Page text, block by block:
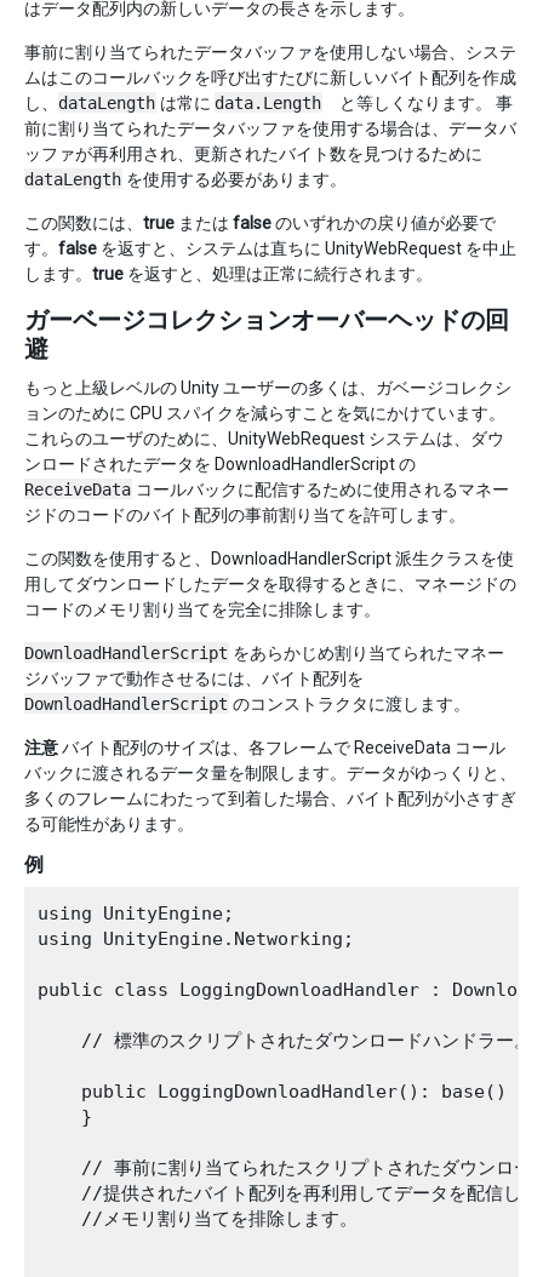
はデータ配列内の新しいデータの長さを示します。
事前に割り当てられたデータバッファを使用しない場合、システ
ムはこのコールバックを呼び出すたびに新しいバイト配列を作成
し、 dataLength は常に data.Length と等しくなります。 事
前に割り当てられたデータバッファを使用する場合は、データバ
ッファが再利用され、更新されたバイト数を見つけるために
dataLength を使用する必要があります。
この関数には、 true または falseのいずれかの戻り値が必要で
す。 false を返すと、システムは直ちに UnityWebRequest を中止
します。 true を返すと、処理は正常に続行されます。
ガーベージコレクションオーバーヘッドの回
避
もっと上級レベルの Unity ユーザーの多くは、ガベージコレクシ
ョンのために CPU スパイクを減らすことを気にかけています。
これらのユーザのために、UnityWebRequest システムは、ダウ
ンロードされたデータを DownloadHandlerScript の
ReceiveData コールバックに配信するために使用されるマネー
ジドのコードのバイト配列の事前割り当てを許可します。
この関数を使用すると、DownloadHandlerScript 派生クラスを使
用してダウンロードしたデータを取得するときに、マネージドの
コードのメモリ割り当てを完全に排除します。
DownloadHandlerScript をあらかじめ割り当てられたマネー
ジバッファで動作させるには、バイト配列を
DownloadHandlerScript のコンストラクタに渡します。
注意バイト配列のサイズは、各フレームで ReceiveData コール
バックに渡されるデータ量を制限します。データがゆっくりと、
多くのフレームにわたって到着した場合、バイト配列が小さすぎ
る可能性があります。
例
using UnityEngine;
using UnityEngine.Networking;
public class LoggingDownloadHandler :
// 標準のスクリプトされたダウンロードハンドラー
    public LoggingDownloadHandler(): base() {
    }
// 事前に割り当てられたスクリプトされたダウンロー
//提供されたバイト配列を再利用してデータを配信し
    //メモリ割り当てを排除します。